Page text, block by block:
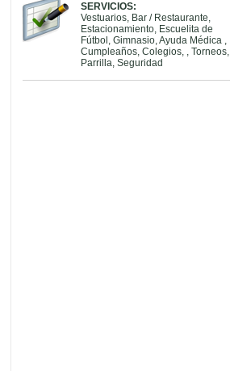
SERVICIOS:
Vestuarios, Bar / Restaurante,
Estacionamiento, Escuelita de
Fútbol, Gimnasio, Ayuda Médica ,
Cumpleaños, Colegios, , Torneos,
Parrilla, Seguridad